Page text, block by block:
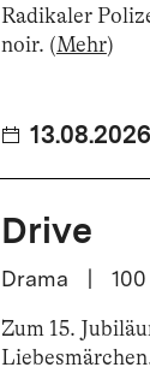
Radikaler
noir. (Mehr)
Drive
Drama 100
Zum 15.
Liebesmärchen